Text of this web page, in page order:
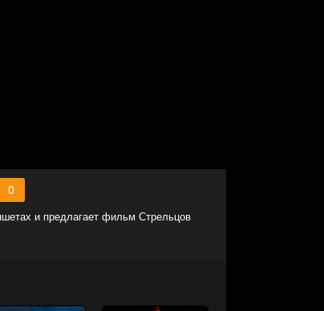
и предлагает фильм Стрельцов